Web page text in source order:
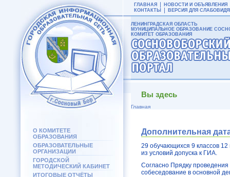
О КОМИТЕТЕ
ОБРАЗОВАНИЯ
ОБРАЗОВАТЕЛЬНЫЕ
ОРГАНИЗАЦИИ
ГОРОДСКОЙ
МЕТОДИЧЕСКИЙ КАБИНЕТ
ИТОГОВЫЕ ОТЧЁТЫ
ГЛАВНАЯ
НОВОСТИ И ОБЪЯВЛЕНИЯ
КОНТАКТЫ
ВЕРСИЯ ДЛЯ
ЛЕНИНГРАДСКАЯ ОБЛАСТЬ
МУНИЦИПАЛЬНОЕ ОБРАЗОВАНИЕ
КОМИТЕТ ОБРАЗОВАНИЯ
Вы здесь
Главная
Дополнительная
29 обучающихся 9 классов 12
из условий допуска к ГИА.
Согласно Прядку
собеседование в основной